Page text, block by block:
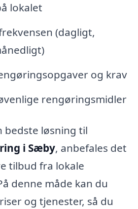
lokalet
(dagligt,
og krav
rengøringsmidler
bedste løsning til
i Sæby, anbefales det
tilbud fra lokale
denne måde kan du
og tjenester, så du